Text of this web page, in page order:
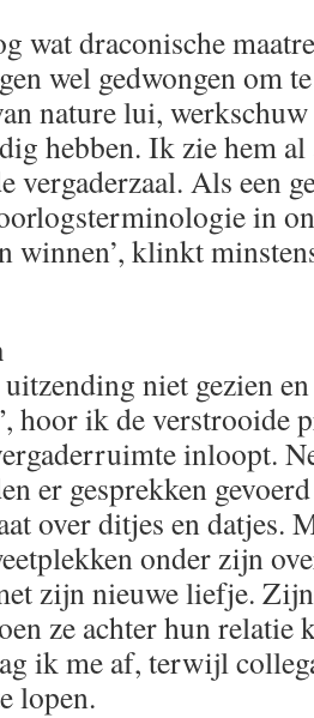
wat draconische
wel gedwongen om
nature lui,
hebben. Ik zie hem al
vergaderzaal. Als een
in
winnen’, klinkt
niet gezien
hoor ik de verstrooide
inloopt.
er gesprekken
over ditjes en datjes.
onder zijn
zijn nieuwe liefje.
ze achter hun relatie
ik me af, terwijl
lopen.